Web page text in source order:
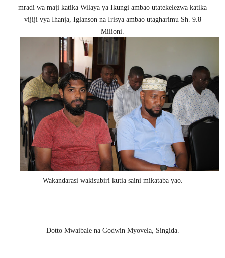
mradi wa maji katika Wilaya ya Ikungi ambao utatekelezwa katika
vijiji vya Ihanja, Iglanson na Irisya ambao utagharimu Sh. 9.8
Milioni.
Wakandarasi wakisubiri kutia saini mikataba yao.
Dotto Mwaibale na Godwin Myovela, Singida.